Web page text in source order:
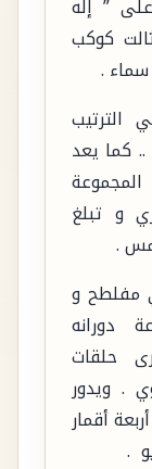
” إله
كوكب
سماء .
كما يعد
و تبلغ
مفلطح و
دورانه
حلقات
. ويدور
منهم أربعة أقمار
.